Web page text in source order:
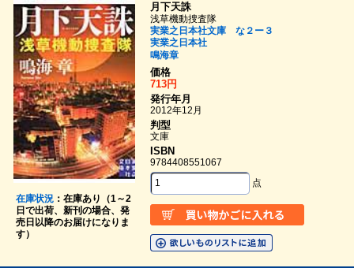
在庫状況：在庫あり（1～2
日で出荷、新刊の場合、発
売日以降のお届けになりま
す）
月下天誅
浅草機動捜査隊
実業之日本社文庫 な２ー３
実業之日本社
鳴海章
価格
713円
発行年月
2012年12月
判型
文庫
ISBN
9784408551067
点